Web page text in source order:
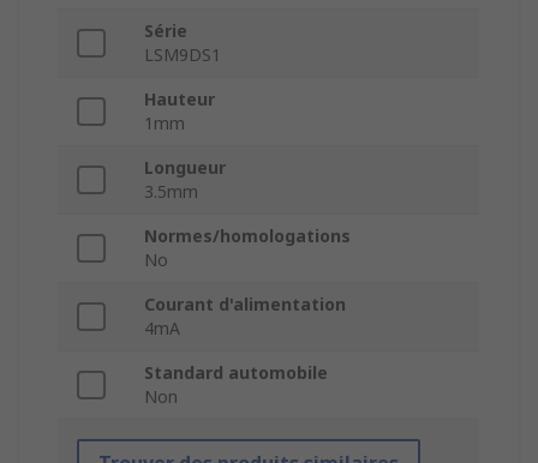
Série
LSM9DS1
Hauteur
1mm
Longueur
3.5mm
Normes/homologations
No
Courant d'alimentation
4mA
Standard automobile
Non